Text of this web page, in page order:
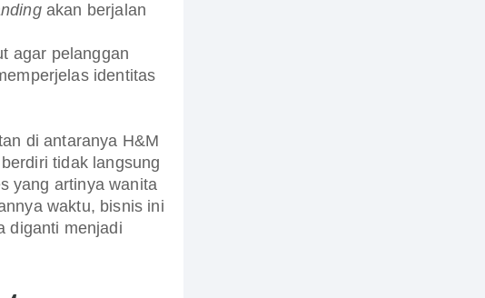
akan berjalan
agar pelanggan
identitas
di antaranya H&M
tidak langsung
yang artinya wanita
waktu, bisnis ini
diganti menjadi